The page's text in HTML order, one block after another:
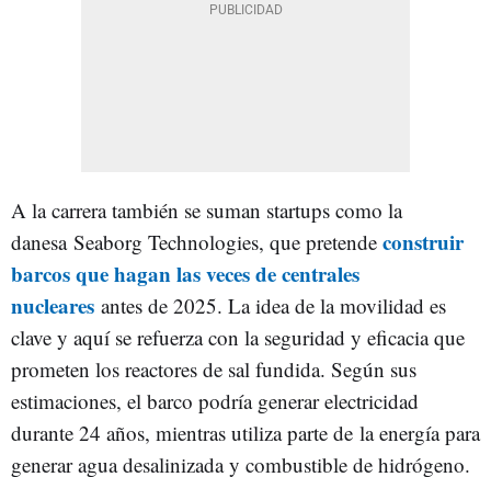
A la carrera también se suman startups como la
danesa Seaborg Technologies, que pretende construir
barcos que hagan las veces de centrales
nucleares antes de 2025. La idea de la movilidad es
clave y aquí se refuerza con la seguridad y eficacia que
prometen los reactores de sal fundida. Según sus
estimaciones, el barco podría generar electricidad
durante 24 años, mientras utiliza parte de la energía para
generar agua desalinizada y combustible de hidrógeno.